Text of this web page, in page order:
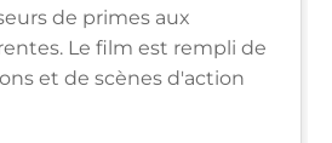
de primes aux
Le film est rempli de
et de scènes d'action